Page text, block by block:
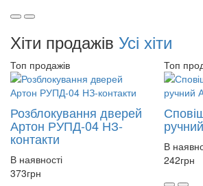
Хіти продажів Усі хіти
Топ продажів
Розблокування дверей
Артон РУПД-04 НЗ-
контакти
В наявності
373грн
Топ
В
242грн